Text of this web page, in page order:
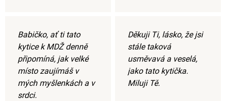
Babičko, ať ti tato
kytice k MDŽ denně
připomíná, jak velké
místo zaujímáš v
mých myšlenkách a v
srdci.
Děkuji Ti, lásko, že jsi
stále taková
usměvavá a veselá,
jako tato kytička.
Miluji Tě.